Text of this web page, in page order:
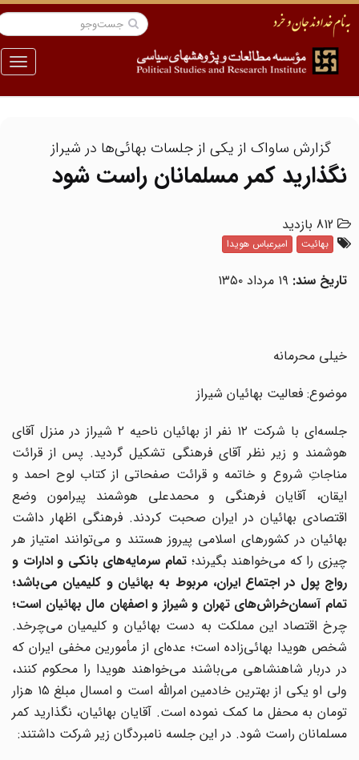
منو
گزارش ساواک از یکی از جلسات بهائی‌ها در شیراز
نگذارید کمر مسلمانان راست شود
812 بازدید
بهائیت امیرعباس هویدا
تاریخ سند:۱۹ مرداد ۱۳۵۰
خیلی محرمانه
موضوع: فعالیت بهائیان شیراز
جلسه‌ای با شرکت ۱۲ نفر از بهائیان ناحیه ۲ شیراز در منزل آقای
هوشمند و زیر نظر آقای فرهنگی تشکیل گردید. پس از قرائت
مناجاتِ شروع و خاتمه و قرائت صفحاتی از کتاب لوح احمد و
ایقان، آقایان فرهنگی و محمدعلی هوشمند پیرامون وضع
اقتصادی بهائیان در ایران صحبت کردند. فرهنگی اظهار داشت
بهائیان در کشورهای اسلامی پیروز هستند و می‌توانند امتیاز هر
چیزی را که می‌خواهند بگیرند؛تمام سرمایه‌های بانکی و ادارات و
رواج پول در اجتماع ایران، مربوط به بهائیان و کلیمیان می‌باشد؛
تمام آسمان‌خراش‌های تهران و شیراز و اصفهان مال بهائیان است؛
چرخ اقتصاد این مملکت به دست بهائیان و کلیمیان می‌چرخد.
شخص هویدا بهائی‌زاده است؛ عده‌ای از مأمورین مخفی ایران که
در دربار شاهنشاهی می‌باشند می‌خواهند هویدا را محکوم کنند،
ولی او یکی از بهترین خادمین امراللّه است و امسال مبلغ ۱۵ هزار
تومان به محفل ما کمک نموده است. آقایان بهائیان، نگذارید کمر
مسلمانان راست شود. در این جلسه نامبردگان زیر شرکت داشتند: